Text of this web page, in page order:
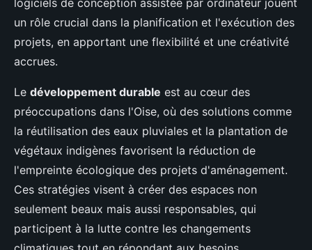
logiciels de conception assistée par ordinateur jouent
un rôle crucial dans la planification et l'exécution des
projets, en apportant une flexibilité et une créativité
accrues.
Le développement durable est au cœur des
préoccupations dans l'Oise, où des solutions comme
la réutilisation des eaux pluviales et la plantation de
végétaux indigènes favorisent la réduction de
l'empreinte écologique des projets d'aménagement.
Ces stratégies visent à créer des espaces non
seulement beaux mais aussi responsables, qui
participent à la lutte contre les changements